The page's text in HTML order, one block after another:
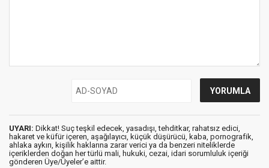
UYARI: Dikkat! Suç teşkil edecek, yasadışı, tehditkar, rahatsız edici,
hakaret ve küfür içeren, aşağılayıcı, küçük düşürücü, kaba, pornografik,
ahlaka aykırı, kişilik haklarına zarar verici ya da benzeri niteliklerde
içeriklerden doğan her türlü mali, hukuki, cezai, idari sorumluluk içeriği
gönderen Üye/Üyeler’e aittir.